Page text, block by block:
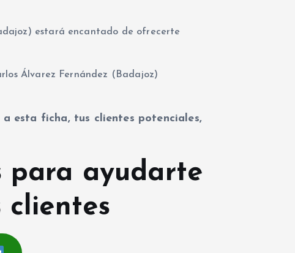
estará encantado de ofrecerte
Álvarez Fernández (Badajoz)
esta ficha, tus clientes potenciales,
para ayudarte
clientes